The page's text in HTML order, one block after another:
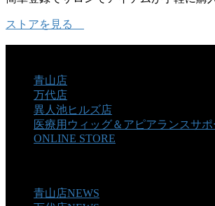
ストアを見る
青山店
万代店
異人池ヒルズ店
医療用ウィッグ＆アピアランスサポ
ONLINE STORE
青山店NEWS